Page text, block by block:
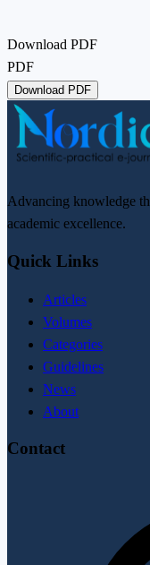
Download PDF
PDF
Download PDF
Advancing knowledge
academic excellence.
Quick Links
Articles
Volumes
Categories
Guidelines
News
About
Contact